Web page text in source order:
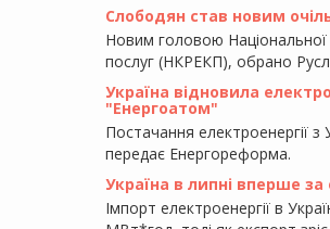
Слободян став новим
Новим головою Національної
послуг (НКРЕКП), обрано
Україна відновила
"Енергоатом"
Постачання електроенергії
передає Енергореформа.
Україна в липні вперше
Імпорт електроенергії в